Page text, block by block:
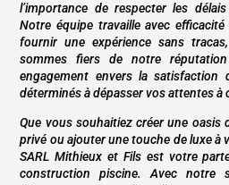
l’importance de respecter les
Notre équipe travaille avec
fournir une expérience sans
sommes fiers de notre
engagement envers la
déterminés à dépasser vos attentes à
Que vous souhaitiez créer une oasis
privé ou ajouter une touche de luxe à
SARL Mithieux et Fils est votre
construction piscine. Avec notre